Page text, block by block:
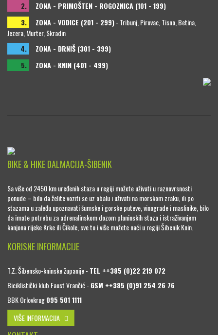
2.
ZONA - PRIMOŠTEN - ROGOZNICA (101 - 199)
3.
ZONA - VODICE (201 - 299)- Tribunj, Pirovac, Tisno, Betina,
Jezera, Murter, Skradin
4.
ZONA - DRNIŠ (301 - 399)
5.
ZONA - KNIN (401 - 499)
BIKE & HIKE DALMACIJA-ŠIBENIK
Sa više od 2450 km uređenih staza u regiji možete uživati u raznovrsnosti
ponude – bilo da želite voziti se uz obalu i uživati na morskom zraku, ili po
stazama u zaleđu upoznavati šumske i gorske puteve, vinograde i maslinike, bilo
da imate potrebu za adrenalinskom dozom planinskih staza i istraživanjem
kanjona rijeke Krke ili Čikole, sve to i više možete naći u regiji Šibenik Knin.
KORISNE INFORMACIJE
T.Z. Šibensko-kninske županije - TEL ++385 (0)22 219 072
Biciklistički klub Faust Vrančić - GSM ++385 (0)91 254 26 76
BBK Orlovkrug095 501 1111
VIŠE INFORMACIJA